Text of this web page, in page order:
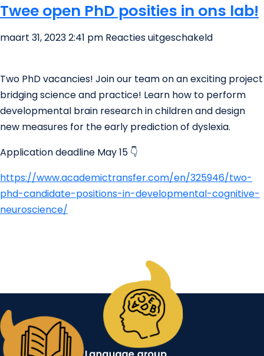
Twee open PhD posities in ons lab!
maart 31, 2023 2:41 pm Reacties uitgeschakeldvoor
PhD
posities
in
ons
Two PhD vacancies! Join our team on an exciting project
bridging science and practice! Learn how to perform
developmental brain research in children and design
new measures for the early prediction of dyslexia.
Application deadline May 15 👇
https://www.academictransfer.com/en/325946/two-
phd-candidate-positions-in-developmental-cognitive-
neuroscience/